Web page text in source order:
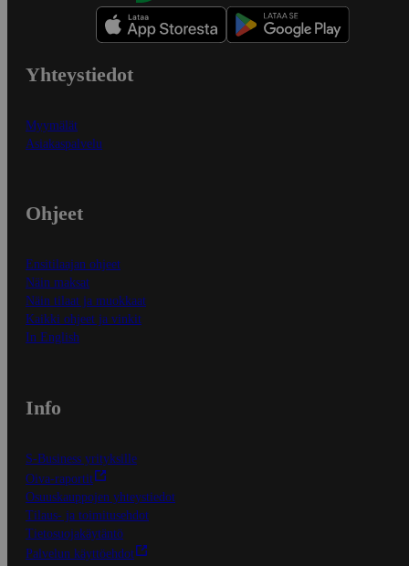
Yhteystiedot
Myymälät
Asiakaspalvelu
Ohjeet
Ensitilaajan ohjeet
Näin maksat
Näin tilaat ja muokkaat
Kaikki ohjeet ja vinkit
In English
Info
S-Business yrityksille
Oiva-raportit
Osuuskauppojen yhteystiedot
Tilaus- ja toimitusehdot
Tietosuojakäytäntö
Palvelun käyttöehdot